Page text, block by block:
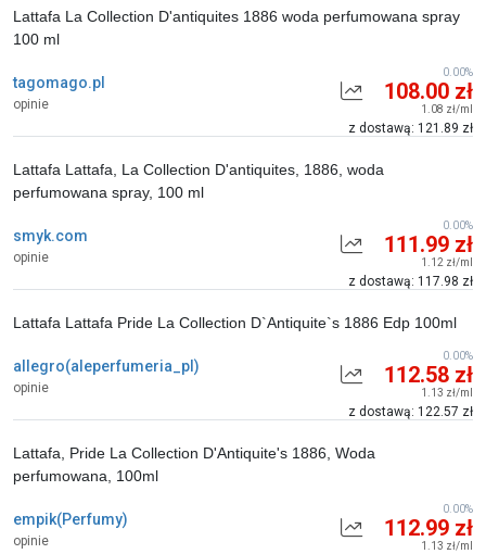
tagomago.pl
opinie
Lattafa La Collection D'antiquites 1886 woda perfumowana spray
100 ml
108.00 zł
1.08 zł/ml
z dostawą: 121.89 zł
0.00%
smyk.com
opinie
Lattafa Lattafa, La Collection D'antiquites, 1886, woda
perfumowana spray, 100 ml
111.99 zł
1.12 zł/ml
z dostawą: 117.98 zł
0.00%
allegro(aleperfumeria_pl)
opinie
Lattafa Lattafa Pride La Collection D`Antiquite`s 1886 Edp 100ml
112.58 zł
1.13 zł/ml
z dostawą: 122.57 zł
0.00%
empik(Perfumy)
opinie
Lattafa, Pride La Collection D'Antiquite's 1886, Woda
perfumowana, 100ml
112.99 zł
1.13 zł/ml
0.00%